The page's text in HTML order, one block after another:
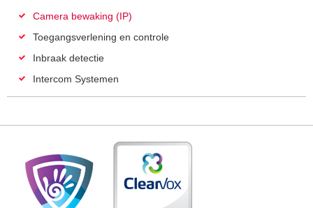
Camera bewaking (IP)
Toegangsverlening en controle
Inbraak detectie
Intercom Systemen